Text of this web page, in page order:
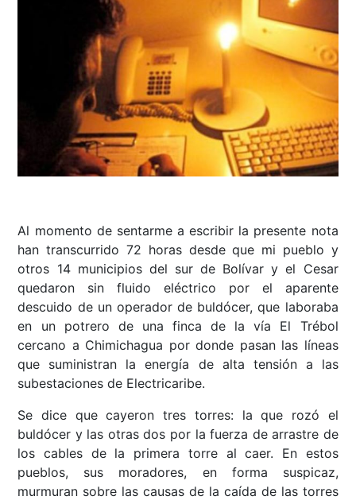
Al momento de sentarme a escribir la presente nota
han transcurrido 72 horas desde que mi pueblo y
otros 14 municipios del sur de Bolívar y el Cesar
quedaron sin fluido eléctrico por el aparente
descuido de un operador de buldócer, que laboraba
en un potrero de una finca de la vía El Trébol
cercano a Chimichagua por donde pasan las líneas
que suministran la energía de alta tensión a las
subestaciones de Electricaribe.
Se dice que cayeron tres torres: la que rozó el
buldócer y las otras dos por la fuerza de arrastre de
los cables de la primera torre al caer. En estos
pueblos, sus moradores, en forma suspicaz,
murmuran sobre las causas de la caída de las torres